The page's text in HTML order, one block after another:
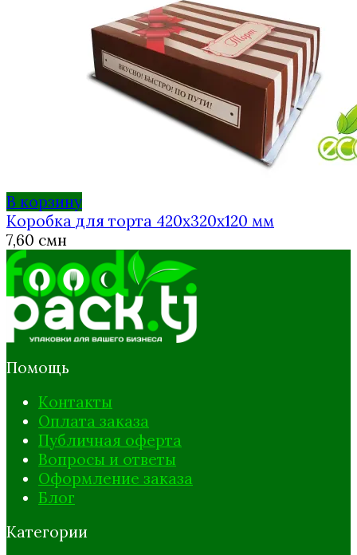
В корзину
Коробка для торта 420х320х120 мм
7,60 смн
Помощь
Контакты
Оплата заказа
Публичная оферта
Вопросы и ответы
Оформление заказа
Блог
Категории